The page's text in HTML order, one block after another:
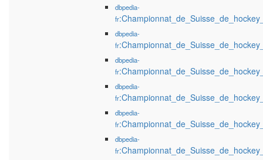
dbpedia-
fr
dbpedia-
fr
dbpedia-
fr
dbpedia-
fr
dbpedia-
fr
dbpedia-
fr